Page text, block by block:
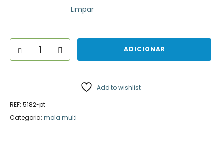
Limpar
QUANTIDADE DE COLCHÃO MOLAFLEX FRESH COOL MULTI
ADICIONAR
Add to wishlist
REF: 5182-pt
Categoria: mola multi